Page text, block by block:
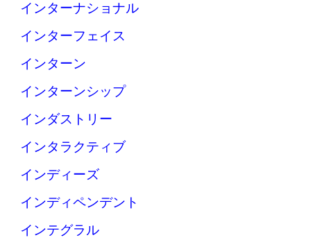
インターナショナル
インターフェイス
インターン
インターンシップ
インダストリー
インタラクティブ
インディーズ
インディペンデント
インテグラル